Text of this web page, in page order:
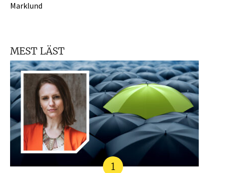
Marklund
MEST LÄST